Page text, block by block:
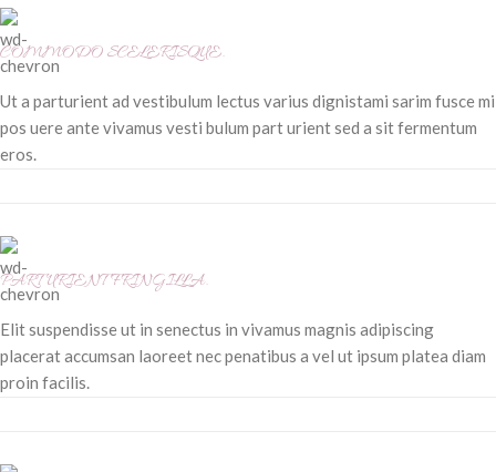
COMMODO SCELERISQUE.
Ut a parturient ad vestibulum lectus varius dignistami sarim fusce mi
pos uere ante vivamus vesti bulum part urient sed a sit fermentum
eros.
PARTURIENT FRINGILLA.
Elit suspendisse ut in senectus in vivamus magnis adipiscing
placerat accumsan laoreet nec penatibus a vel ut ipsum platea diam
proin facilis.